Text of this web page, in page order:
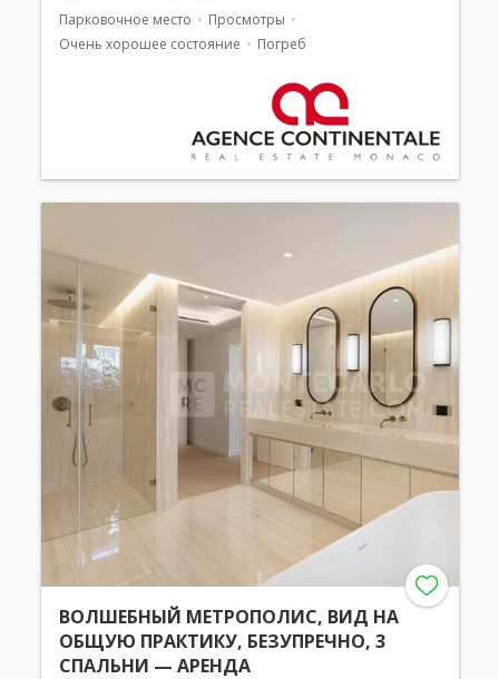
Парковочное место
Просмотры
Очень хорошее состояние
Погреб
ВОЛШЕБНЫЙ МЕТРОПОЛИС, ВИД НА
ОБЩУЮ ПРАКТИКУ, БЕЗУПРЕЧНО, 3
СПАЛЬНИ — АРЕНДА